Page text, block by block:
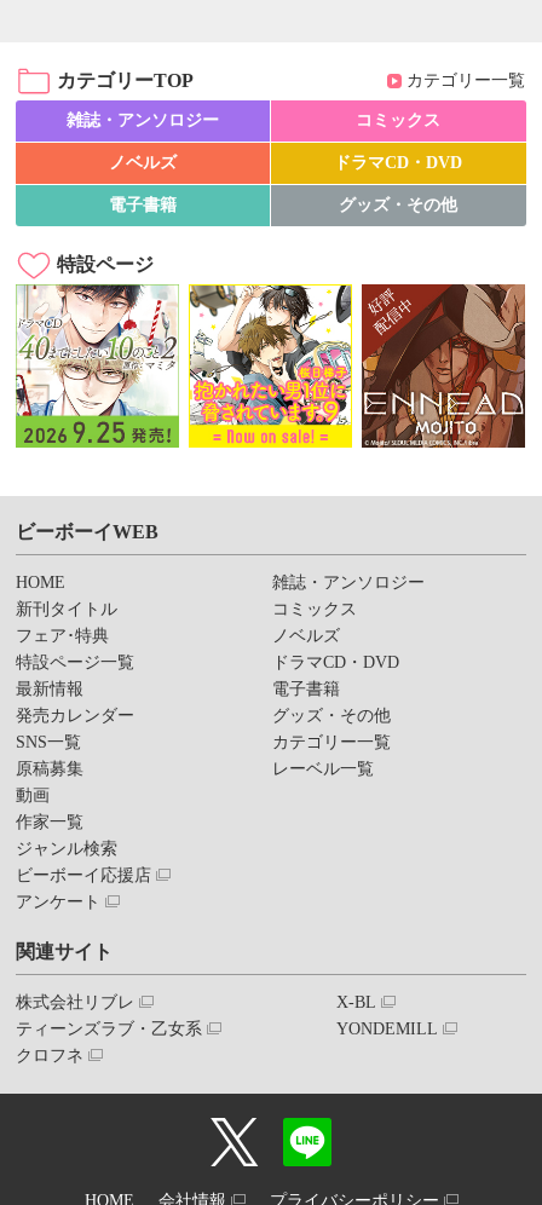
カテゴリーTOP カテゴリー一覧
雑誌・アンソロジー コミックス
ノベルズ ドラマCD・DVD
電子書籍 グッズ・その他
特設ページ
ビーボーイWEB
HOME
新刊タイトル
フェア･特典
特設ページ一覧
最新情報
発売カレンダー
SNS一覧
原稿募集
動画
作家一覧
ジャンル検索
ビーボーイ応援店
アンケート
雑誌・アンソロジー
コミックス
ノベルズ
ドラマCD・DVD
電子書籍
グッズ・その他
カテゴリー一覧
レーベル一覧
関連サイト
株式会社リブレ
ティーンズラブ・乙女系
クロフネ
X-BL
YONDEMILL
HOME 会社情報 プライバシーポリシー